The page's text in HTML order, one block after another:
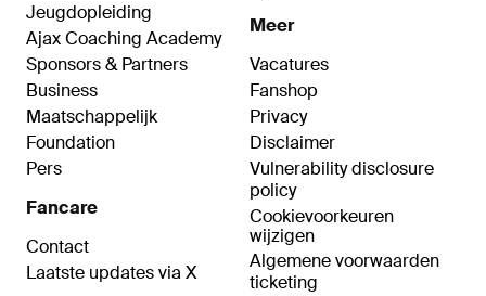
Jeugdopleiding
Ajax Coaching Academy
Sponsors & Partners
Business
Maatschappelijk
Foundation
Pers
Fancare
Contact
Laatste updates via X
Meer
Vacatures
Fanshop
Privacy
Disclaimer
Vulnerability disclosure
policy
Cookievoorkeuren
wijzigen
Algemene voorwaarden
ticketing